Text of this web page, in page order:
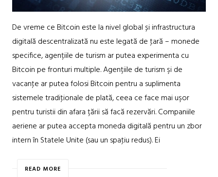
De vreme ce Bitcoin este la nivel global și infrastructura
digitală descentralizată nu este legată de ţară – monede
specifice, agențiile de turism ar putea experimenta cu
Bitcoin pe fronturi multiple. Agențiile de turism şi de
vacanţe ar putea folosi Bitcoin pentru a suplimenta
sistemele tradiţionale de plată, ceea ce face mai uşor
pentru turistii din afara țării să facă rezervări. Companiile
aeriene ar putea accepta moneda digitală pentru un zbor
intern în Statele Unite (sau un spaţiu redus). Ei
READ MORE